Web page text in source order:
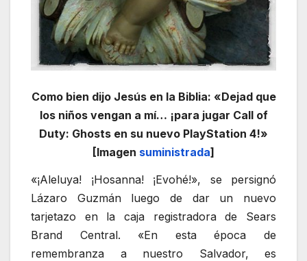
Como bien dijo Jesús en la Biblia: «Dejad que
los niños vengan a mí… ¡para jugar Call of
Duty: Ghosts en su nuevo PlayStation 4!»
[Imagen suministrada]
«¡Aleluya! ¡Hosanna! ¡Evohé!», se persignó
Lázaro Guzmán luego de dar un nuevo
tarjetazo en la caja registradora de Sears
Brand Central. «En esta época de
remembranza a nuestro Salvador, es